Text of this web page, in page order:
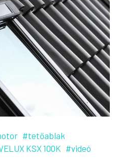
#tetőablak
KSX 100K #videó